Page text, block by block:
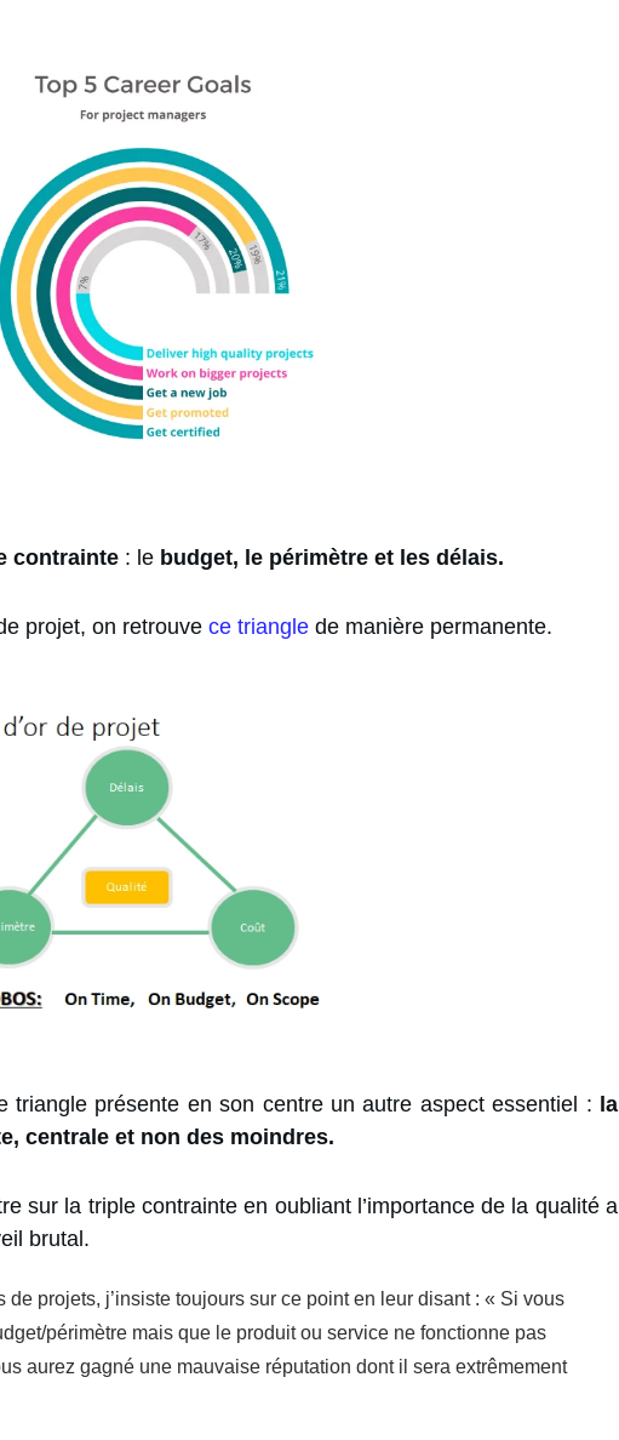
contrainte : le budget, le périmètre et les délais.
projet, on retrouve ce triangle de manière permanente.
triangle présente en son centre un autre aspect essentiel : la
centrale et non des moindres.
sur la triple contrainte en oubliant l’importance de la qualité a
brutal.
de projets, j’insiste toujours sur ce point en leur disant : « Si vous
périmètre mais que le produit ou service ne fonctionne pas
aurez gagné une mauvaise réputation dont il sera extrêmement